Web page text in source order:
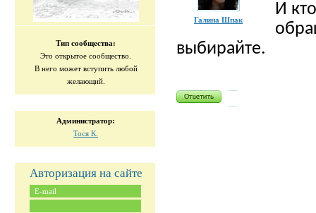
Тип сообщества:
Это открытое сообщество.
В него может вступить любой
желающий.
Администратор:
Тоcя К.
Авторизация на сайте
Галина Шпак
И
выбирайте.